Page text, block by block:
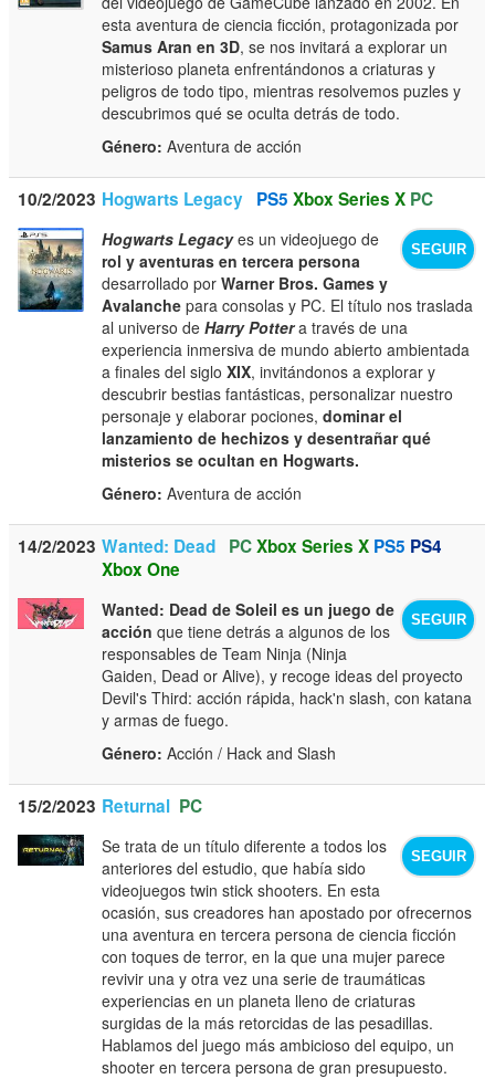
esta aventura de ciencia ficción, protagonizada por
Samus Aran en 3D, se nos invitará a explorar un
misterioso planeta enfrentándonos a criaturas y
peligros de todo tipo, mientras resolvemos puzles y
descubrimos qué se oculta detrás de todo.
Género: Aventura de acción
10/2/2023 Hogwarts Legacy PS5 Xbox Series X PC
SEGUIR
Hogwarts Legacyes un videojuego de
rol y aventuras en tercera persona
desarrollado porWarner Bros. Games y
Avalanche para consolas y PC. El título nos traslada
al universo deHarry Pottera través de una
experiencia inmersiva de mundo abierto ambientada
a finales del sigloXIX, invitándonos a explorar y
descubrir bestias fantásticas, personalizar nuestro
personaje y elaborar pociones,dominar el
lanzamiento de hechizos y desentrañar qué
misterios se ocultan en Hogwarts.
Género: Aventura de acción
14/2/2023 Wanted: Dead PCXbox Series X PS5 PS4
Xbox One
SEGUIR
Wanted: Dead de Soleil es un juego de
acción que tiene detrás a algunos de los
responsables de Team Ninja (Ninja
Gaiden, Dead or Alive), y recoge ideas del proyecto
Devil's Third: acción rápida, hack'n slash, con katana
y armas de fuego.
Género: Acción / Hack and Slash
15/2/2023 Returnal PC
SEGUIR
Se trata de un título diferente a todos los
anteriores del estudio, que había sido
videojuegos twin stick shooters. En esta
ocasión, sus creadores han apostado por ofrecernos
una aventura en tercera persona de ciencia ficción
con toques de terror, en la que una mujer parece
revivir una y otra vez una serie de traumáticas
experiencias en un planeta lleno de criaturas
surgidas de la más retorcidas de las pesadillas.
Hablamos del juego más ambicioso del equipo, un
shooter en tercera persona de gran presupuesto.